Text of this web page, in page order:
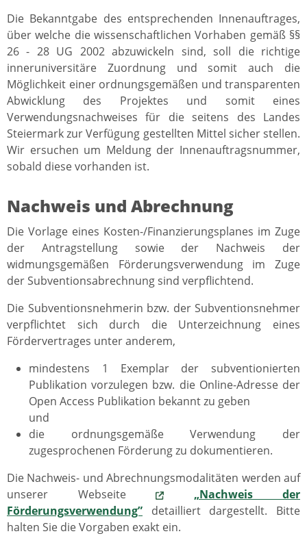
Die Bekanntgabe des entsprechenden Innenauftrages,
über welche die wissenschaftlichen Vorhaben gemäß §§
26 - 28 UG 2002 abzuwickeln sind, soll die richtige
inneruniversitäre Zuordnung und somit auch die
Möglichkeit einer ordnungsgemäßen und transparenten
Abwicklung des Projektes und somit eines
Verwendungsnachweises für die seitens des Landes
Steiermark zur Verfügung gestellten Mittel sicher stellen.
Wir ersuchen um Meldung der Innenauftragsnummer,
sobald diese vorhanden ist.
Nachweis und Abrechnung
Die Vorlage eines Kosten-/Finanzierungsplanes im Zuge
der Antragstellung sowie der Nachweis der
widmungsgemäßen Förderungsverwendung im Zuge
der Subventionsabrechnung sind verpflichtend.
Die Subventionsnehmerin bzw. der Subventionsnehmer
verpflichtet sich durch die Unterzeichnung eines
Fördervertrages unter anderem,
mindestens 1 Exemplar der subventionierten
Publikation vorzulegen bzw. die Online-Adresse der
Open Access Publikation bekannt zu geben
und
die ordnungsgemäße Verwendung der
zugesprochenen Förderung zu dokumentieren.
Die Nachweis- und Abrechnungsmodalitäten werden auf
unserer Webseite
„Nachweis der
Förderungsverwendung” detailliert dargestellt. Bitte
halten Sie die Vorgaben exakt ein.